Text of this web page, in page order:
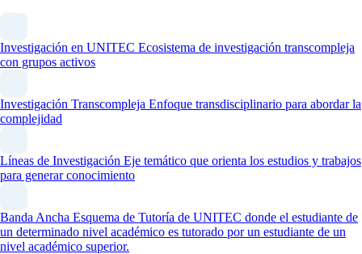
Investigación en UNITEC Ecosistema de investigación transcompleja
con grupos activos
Investigación Transcompleja Enfoque transdisciplinario para abordar la
complejidad
Líneas de Investigación Eje temático que orienta los estudios y trabajos
para generar conocimiento
Banda Ancha Esquema de Tutoría de UNITEC donde el estudiante de
un determinado nivel académico es tutorado por un estudiante de un
nivel académico superior.